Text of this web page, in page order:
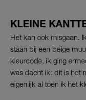
KLEINE
Het kan ook misgaan.
staan bij een beige
kleurcode, ik ging
was dacht ik: dit is het
eigenlijk al toen ik het